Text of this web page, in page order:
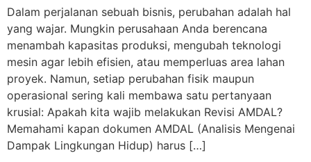
Dalam perjalanan sebuah bisnis, perubahan adalah hal
yang wajar. Mungkin perusahaan Anda berencana
menambah kapasitas produksi, mengubah teknologi
mesin agar lebih efisien, atau memperluas area lahan
proyek. Namun, setiap perubahan fisik maupun
operasional sering kali membawa satu pertanyaan
krusial: Apakah kita wajib melakukan Revisi AMDAL?
Memahami kapan dokumen AMDAL (Analisis Mengenai
Dampak Lingkungan Hidup) harus […]